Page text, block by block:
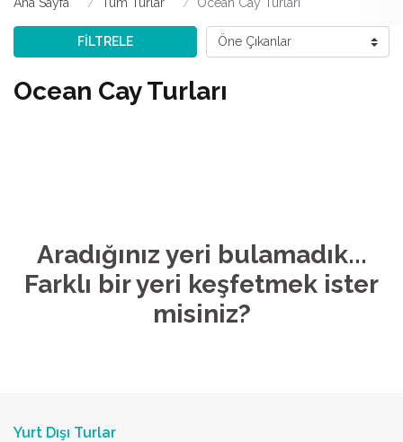
FİLTRELE
Ocean Cay Turları
Aradığınız yeri bulamadık...
Farklı bir yeri keşfetmek ister
misiniz?
Yurt Dışı Turlar